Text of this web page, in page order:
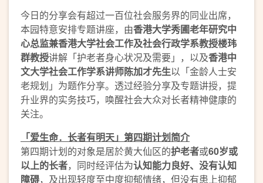
今日的分享会有超过一百位社会服务界的同业出席，
本园特意安排专题讲座，由香港大学秀圃老年研究中
心总监兼香港大学社会工作及社会行政学系教授楼玮
群教授讲解「护老者身心状况及需要」，以及香港中
文大学社会工作学系讲师陈加才先生以「金龄人士安
老规划」为题作分享。透过经验分享及专题讲授，提
升业界的实务技巧，唤醒社会大众对长者精神健康的
关注。
「爱生命．长者有明天」第四期计划简介
第四期计划的对象是居於黄大仙区的护老者或60岁或
以上的长者，同时经评估为认知能力良好、 没有认知
障碍，及出现轻度至中度抑郁情绪，但没有患上抑郁